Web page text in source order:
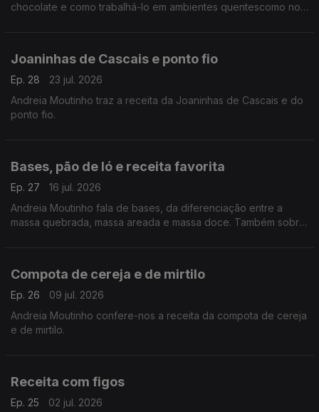
chocolate e como trabalhá-lo em ambientes quentescomo no
Joaninhas de Cascais e ponto fio
Ep. 28
23 jul. 2026
Andreia Moutinho traz a receita da Joaninhas de Cascais e do
ponto fio.
Bases, pão de ló e receita favorita
Ep. 27
16 jul. 2026
Andreia Moutinho fala de bases, da diferenciação entre a
massa quebrada, massa areada e massa doce. Também sobre
Compota de cereja e de mirtilo
Ep. 26
09 jul. 2026
Andreia Moutinho confere-nos a receita da compota de cereja
e de mirtilo.
Receita com figos
Ep. 25
02 jul. 2026